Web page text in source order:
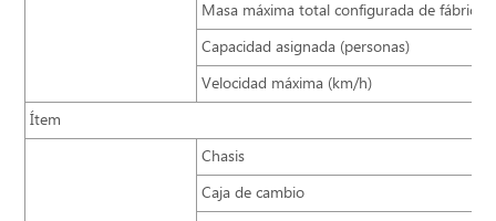
Masa máxima total configurada de fábrica
Capacidad asignada (personas)
Velocidad máxima (km/h)
Ítem
Chasis
Caja de cambio